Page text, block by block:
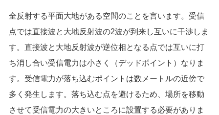
全反射する平面大地がある空間のことを言います。受信
点では直接波と大地反射波の2波が到来し互いに干渉しま
す。直接波と大地反射波が逆位相となる点では互いに打
ち消し合い受信電力は小さく（デッドポイント）なりま
す。受信電力が落ち込むポイントは数メートルの近傍で
多く発生します。落ち込む点を避けるため、場所を移動
させて受信電力の大きいところに設置する必要がありま